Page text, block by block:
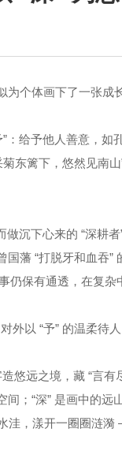
个体画下了一张成
给予他人善意，如
东篱下，悠然见南
沉下心来的 “深耕
藩 “打脱牙和血吞
仍保有通透，在复杂
外以 “予” 的温柔待
远之境，藏 “言有
；“深” 是画中的
洼，漾开一圈圈涟